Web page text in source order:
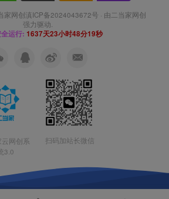
家网创滇ICP备2024043672号 · 由二当家网创
强力驱动.
运行: 1637天23小时48分20秒
云网创系
3.0
扫码加站长微信